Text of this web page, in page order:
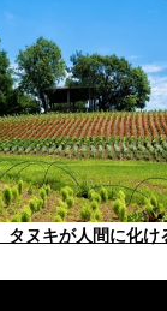
タヌキが人間に化け